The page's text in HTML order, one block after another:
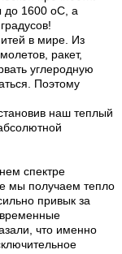
до 1600 oС, а
в мире. Из
ракет,
углеродную
Поэтому
наш теплый
спектре
мы получаем тепло
привык за
что именно